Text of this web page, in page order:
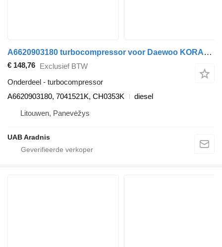
A6620903180 turbocompressor voor Daewoo KORANDO (KJ) auto
€ 148,76 Exclusief BTW
Onderdeel - turbocompressor
A6620903180, 7041521K, CH0353K
diesel
Litouwen, Panevėžys
UAB Aradnis